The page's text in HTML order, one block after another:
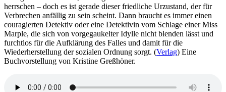
herrschen – doch es ist gerade dieser friedliche Urzustand, der für
Verbrechen anfällig zu sein scheint. Dann braucht es immer einen
couragierten Detektiv oder eine Detektivin vom Schlage einer Miss
Marple, die sich von vorgegaukelter Idylle nicht blenden lässt und
furchtlos für die Aufklärung des Falles und damit für die
Wiederherstellung der sozialen Ordnung sorgt. (Verlag) Eine
Buchvorstellung von Kristine Greßhöner.